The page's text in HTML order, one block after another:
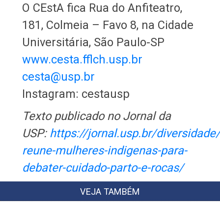
O CEstA fica Rua do Anfiteatro,
181, Colmeia – Favo 8, na Cidade
Universitária, São Paulo-SP
www.cesta.fflch.usp.br
cesta@usp.br
Instagram: cestausp
Texto publicado no Jornal da
USP: https://jornal.usp.br/
reune-mulheres-indigenas-para-
debater-cuidado-parto-e-rocas/
VEJA TAMBÉM